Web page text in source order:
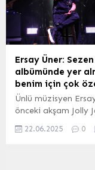
yönetmeni ve
basın toplantısında
soruları yanıtladılar.
İSTANBUL (İGFA)
Entertainment ve
Films’in
yönetmenliğini
Enyüksek’in
hakkında Ömer Faruk
Sorak,12 Ocak’ta
Ersay Üner:
albümünde yer
benim için çok
Ünlü müzisyen
önceki akşam Jolly
sevenleriyle buluştu.
22.06.2025 0